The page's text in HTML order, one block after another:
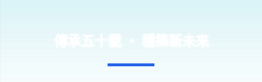
傳承五十載 ‧ 穩築新未來